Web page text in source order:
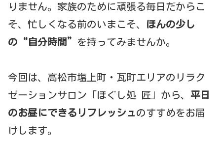
りません。家族のために頑張る毎日だからこ
そ、忙しくなる前のいまこそ、 ほんの少し
の“自分時間” を持ってみませんか。
今回は、高松市塩上町・瓦町エリアのリラク
ゼーションサロン「ほぐし処 匠」から、 平日
のお昼にできるリフレッシュ のすすめをお届
けします。